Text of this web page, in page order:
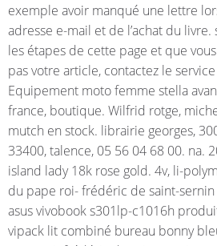
exemple avoir manqué une lettre
adresse e-mail et de l’achat du livre.
les étapes de cette page et que
pas votre article, contactez le
Equipement moto femme stella
france, boutique. Wilfrid rotge,
mutch en stock. librairie georges,
33400, talence, 05 56 04 68 00. na.
island lady 18k rose gold. 4v, li-
du pape roi- frédéric de saint-
asus vivobook s301lp-c1016h
vipack lit combiné bureau bonny